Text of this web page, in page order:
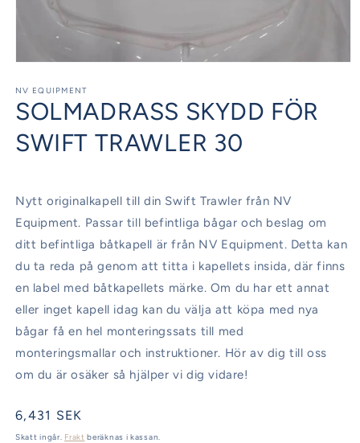
1
i
modalfönster
NV EQUIPMENT
SOLMADRASS SKYDD FÖR
SWIFT TRAWLER 30
Nytt originalkapell till din Swift Trawler från NV
Equipment. Passar till befintliga bågar och beslag om
ditt befintliga båtkapell är från NV Equipment. Detta kan
du ta reda på genom att titta i kapellets insida, där finns
en label med båtkapellets märke. Om du har ett annat
eller inget kapell idag kan du välja att köpa med nya
bågar få en hel monteringssats till med
monteringsmallar och instruktioner. Hör av dig till oss
om du är osäker så hjälper vi dig vidare!
Ordinarie
pris
6,431 SEK
Skatt ingår. Frakt beräknas i kassan.